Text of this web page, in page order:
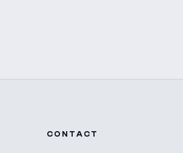
CONTACT